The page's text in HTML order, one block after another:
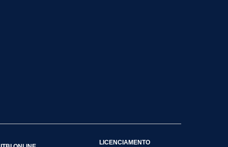
LICENCIAMENTO